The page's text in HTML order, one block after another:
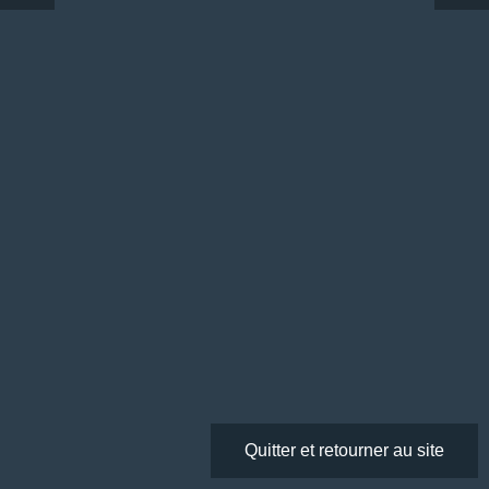
Quitter et retourner au site